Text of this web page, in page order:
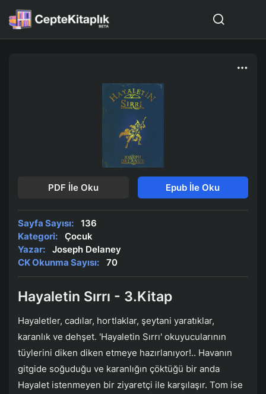
PDF İle Oku Epub İle Oku
Sayfa Sayısı:
136
Kategori:
Çocuk
Yazar:
Joseph Delaney
CK Okunma Sayısı:
70
Hayaletin Sırrı - 3.Kitap
Hayaletler, cadılar, hortlaklar, şeytani yaratıklar,
karanlık ve dehşet. 'Hayaletin Sırrı' okuyucularının
tüylerini diken diken etmeye hazırlanıyor!.. Havanın
gitgide soğuduğu ve karanlığın çöktüğü bir anda
Hayalet istenmeyen bir ziyaretçi ile karşılaşır. Tom ise